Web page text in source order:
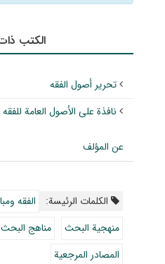
الکتب
تحرير أصول الفقه
نافذة على الأصول العامة للفقه
عن المؤلف
الکلمات الرئيسة:
الفقه
منهجية البحث
مناهج البحث
المصادر المرجعية